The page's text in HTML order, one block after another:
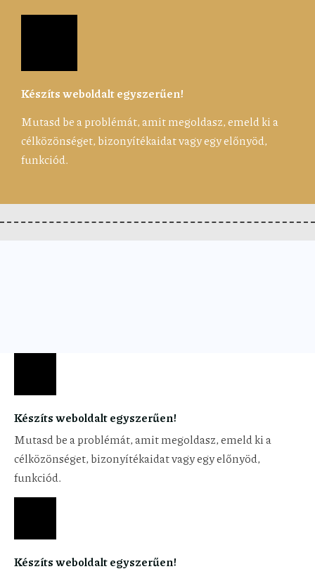
Készíts weboldalt egyszerűen!
Mutasd be a problémát, amit megoldasz, emeld ki a
célközönséget, bizonyítékaidat vagy egy előnyöd,
funkciód.
Készíts weboldalt egyszerűen!
Mutasd be a problémát, amit megoldasz, emeld ki a
célközönséget, bizonyítékaidat vagy egy előnyöd,
funkciód.
Készíts weboldalt egyszerűen!